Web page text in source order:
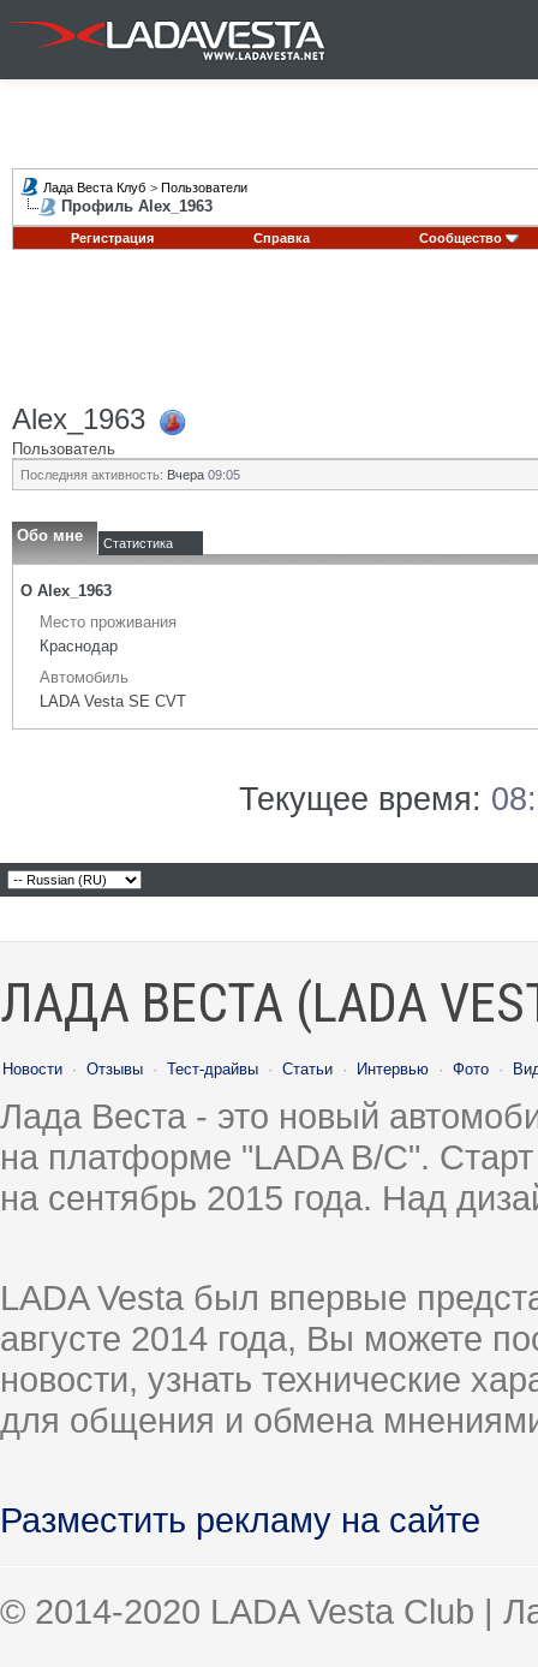
Лада Веста Клуб > Пользователи
Профиль Alex_1963
Регистрация Справка Сообщество
Alex_1963
Пользователь
Последняя активность: Вчера 09:05
Обо мне Статистика
О Alex_1963
Место проживания
Краснодар
Автомобиль
LADA Vesta SE CVT
Текущее время:
ЛАДА ВЕСТА (LADA
Новости · Отзывы · Тест-драйвы · Статьи · Интервью · Фото ·
Лада Веста - это новый
на платформе "LADA B/C".
на сентябрь 2015 года. Над
LADA Vesta был впервые
августе 2014 года, Вы можете
новости, узнать технические
для общения и обмена
Разместить рекламу на сайте
© 2014-2020 LADA Vesta Club |